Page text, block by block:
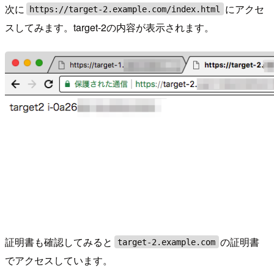
次に https://target-2.example.com/index.html
にアクセ
スしてみます。target-2の内容が表示されます。
証明書も確認してみると target-2.example.com の証明書
でアクセスしています。